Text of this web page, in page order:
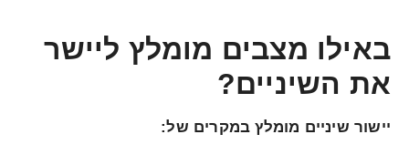
באילו מצבים מומלץ ליישר
את השיניים?
יישור שיניים מומלץ במקרים של: